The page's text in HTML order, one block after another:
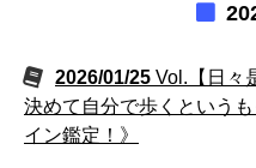
2026/01/25 Vol.【日々
決めて自分で歩くという
イン鑑定！》